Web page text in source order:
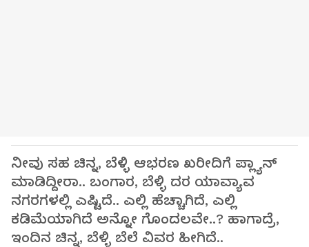
ನೀವು ಸಹ ಚಿನ್ನ, ಬೆಳ್ಳಿ ಆಭರಣ ಖರೀದಿಗೆ ಪ್ಲ್ಯಾನ್‌
ಮಾಡಿದ್ದೀರಾ.. ಬಂಗಾರ, ಬೆಳ್ಳಿ ದರ ಯಾವ್ಯಾವ
ನಗರಗಳಲ್ಲಿ ಎಷ್ಟಿದೆ.. ಎಲ್ಲಿ ಹೆಚ್ಚಾಗಿದೆ, ಎಲ್ಲಿ
ಕಡಿಮೆಯಾಗಿದೆ ಅನ್ನೋ ಗೊಂದಲವೇ..? ಹಾಗಾದ್ರೆ,
ಇಂದಿನ ಚಿನ್ನ, ಬೆಳ್ಳಿ ಬೆಲೆ ವಿವರ ಹೀಗಿದೆ..